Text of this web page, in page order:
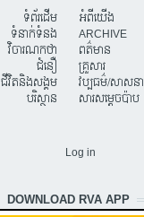
ទំព័រដើម
ទំនាក់ទំនង
វិចារណកថា
ជំនឿ
ជីវិតនិងសង្គម
បរិស្ថាន
អំពីយើង
ARCHIVE
ពត៌មាន
គ្រួសារ
វប្បធម៌/សាសនា
សារសម្តេចប៉ាប
Log in
DOWNLOAD RVA APP